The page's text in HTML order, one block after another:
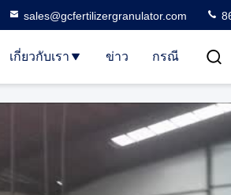
sales@gcfertilizergranulator.com
เกี่ยวกับเรา ข่าว กรณี